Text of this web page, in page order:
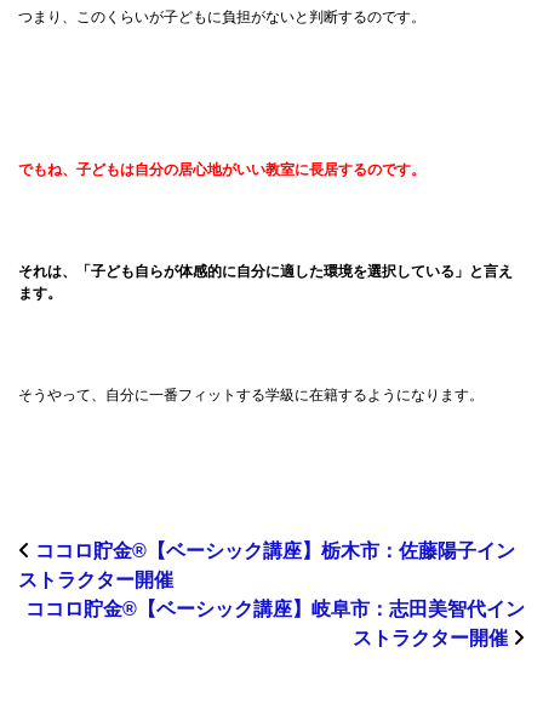
つまり、このくらいが子どもに負担がないと判断するのです。
でもね、子どもは自分の居心地がいい教室に長居するのです。
それは、「子ども自らが体感的に自分に適した環境を選択している」と言え
ます。
そうやって、自分に一番フィットする学級に在籍するようになります。
ココロ貯金®︎【ベーシック講座】栃木市：佐藤陽子イン
ストラクター開催
ココロ貯金®︎【ベーシック講座】岐阜市：志田美智代イン
ストラクター開催